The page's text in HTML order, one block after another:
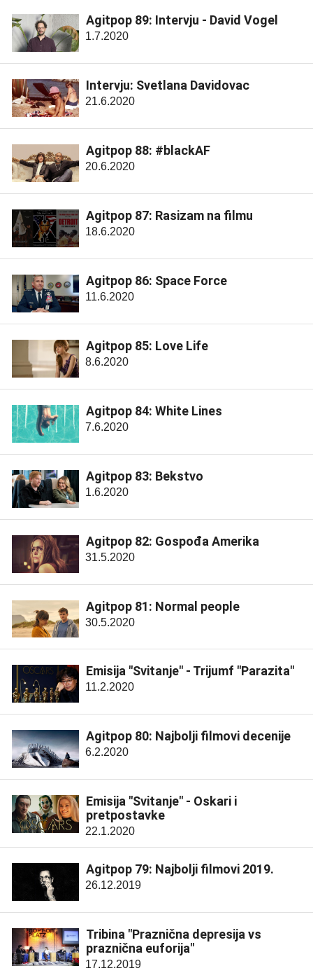
Agitpop 89: Intervju - David Vogel
1.7.2020
Intervju: Svetlana Davidovac
21.6.2020
Agitpop 88: #blackAF
20.6.2020
Agitpop 87: Rasizam na filmu
18.6.2020
Agitpop 86: Space Force
11.6.2020
Agitpop 85: Love Life
8.6.2020
Agitpop 84: White Lines
7.6.2020
Agitpop 83: Bekstvo
1.6.2020
Agitpop 82: Gospođa Amerika
31.5.2020
Agitpop 81: Normal people
30.5.2020
Emisija "Svitanje" - Trijumf "Parazita"
11.2.2020
Agitpop 80: Najbolji filmovi decenije
6.2.2020
Emisija "Svitanje" - Oskari i
pretpostavke
22.1.2020
Agitpop 79: Najbolji filmovi 2019.
26.12.2019
Tribina "Praznična depresija vs
praznična euforija"
17.12.2019